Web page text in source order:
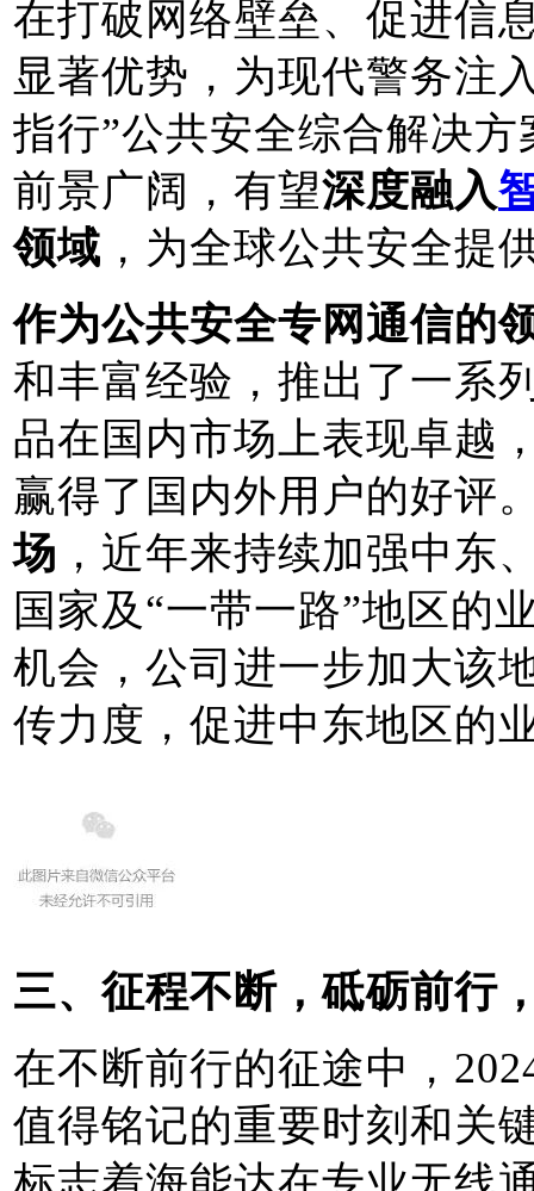
在打破网络壁垒、促进信
显著优势，为现代警务注
指行”公共安全综合解决
前景广阔，有望深度融入
领域 ，为全球公共安全提
作为公共安全专网通信的
和丰富经验，推出了一系
品在国内市场上表现卓越
赢得了国内外用户的好评
场 ，近年来持续加强中东
国家及“一带一路”地区的
机会，公司进一步加大该
传力度，促进中东地区的
三、征程不断，砥砺前行
在不断前行的征途中，
值得铭记的重要时刻和关